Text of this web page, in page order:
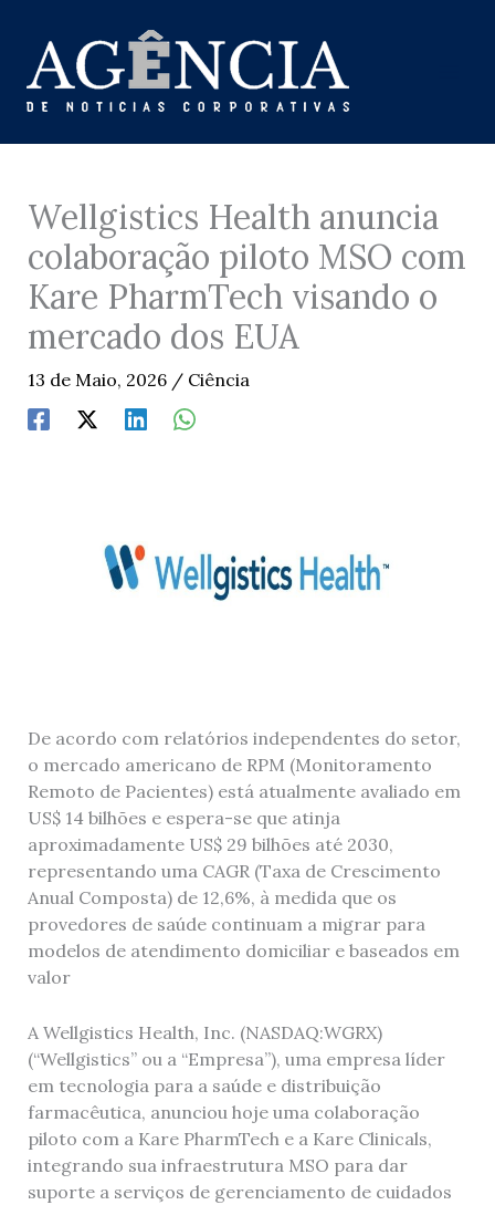
content
Wellgistics Health anuncia
colaboração piloto MSO com
Kare PharmTech visando o
mercado dos EUA
13 de Maio, 2026 / Ciência
De acordo com relatórios independentes do setor,
o mercado americano de RPM (Monitoramento
Remoto de Pacientes) está atualmente avaliado em
US$ 14 bilhões e espera-se que atinja
aproximadamente US$ 29 bilhões até 2030,
representando uma CAGR (Taxa de Crescimento
Anual Composta) de 12,6%, à medida que os
provedores de saúde continuam a migrar para
modelos de atendimento domiciliar e baseados em
valor
A Wellgistics Health, Inc. (NASDAQ:WGRX)
(“Wellgistics” ou a “Empresa”), uma empresa líder
em tecnologia para a saúde e distribuição
farmacêutica, anunciou hoje uma colaboração
piloto com a Kare PharmTech e a Kare Clinicals,
integrando sua infraestrutura MSO para dar
suporte a serviços de gerenciamento de cuidados